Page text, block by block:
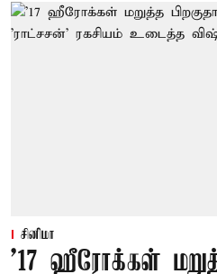
சினிமா
'17 ஹீரோக்கள்